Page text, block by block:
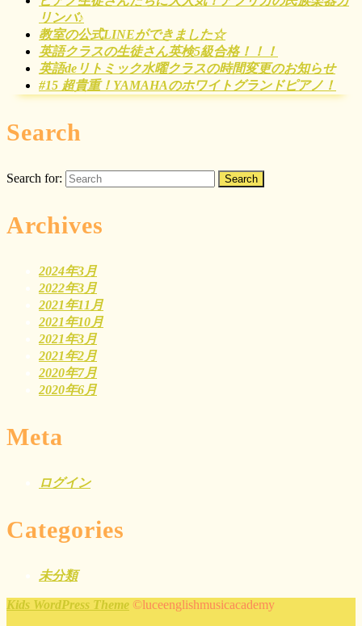
リンバ♪
教室の公式LINEができました☆
英語クラスの生徒さん英検5級合格！！！
英語deリトミック水曜クラスの時間変更のお知らせ
#15 超貴重！YAMAHAのホワイトグランドピアノ！
Search
Search for:
Archives
2024年3月
2022年3月
2021年11月
2021年10月
2021年3月
2021年2月
2020年7月
2020年6月
Meta
ログイン
Categories
未分類
Kids WordPress Theme ©luceenglishmusicacademy